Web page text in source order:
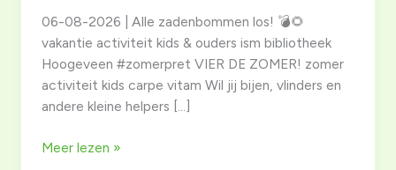
06-08-2026 | Alle zadenbommen los! 💣🌻
vakantie activiteit kids & ouders ism bibliotheek
Hoogeveen #zomerpret VIER DE ZOMER! zomer
activiteit kids carpe vitam Wil jij bijen, vlinders en
andere kleine helpers […]
06-
Meer lezen »